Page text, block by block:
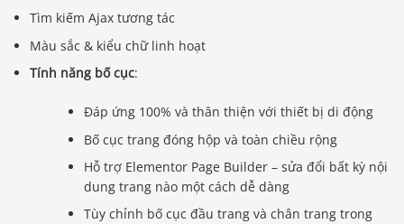
Tìm kiếm Ajax tương tác
Màu sắc & kiểu chữ linh hoạt
Tính năng bố cục:
Đáp ứng 100% và thân thiện với thiết bị di động
Bố cục trang đóng hộp và toàn chiều rộng
Hỗ trợ Elementor Page Builder – sửa đổi bất kỳ nội
dung trang nào một cách dễ dàng
Tùy chỉnh bố cục đầu trang và chân trang trong